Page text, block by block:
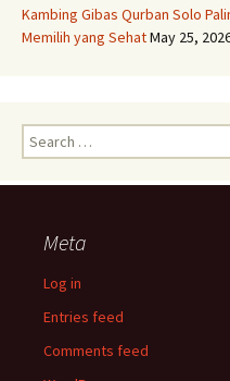
Kambing Gibas Qurban Solo
Memilih yang SehatMay 25,
Search
for:
Meta
Log in
Entries feed
Comments feed